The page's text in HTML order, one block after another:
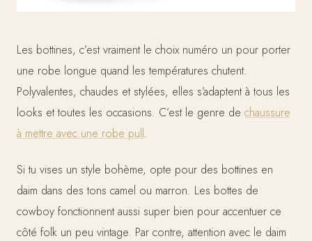
Les bottines, c’est vraiment le choix numéro un pour porter
une robe longue quand les températures chutent.
Polyvalentes, chaudes et stylées, elles s’adaptent à tous les
looks et toutes les occasions. C’est le genre de chaussure
à mettre avec une robe pull.
Si tu vises un style bohème, opte pour des bottines en
daim dans des tons camel ou marron. Les bottes de
cowboy fonctionnent aussi super bien pour accentuer ce
côté folk un peu vintage. Par contre, attention avec le daim